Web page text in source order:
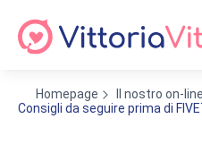
Homepage
Il nostro on-
Consigli da seguire prima di